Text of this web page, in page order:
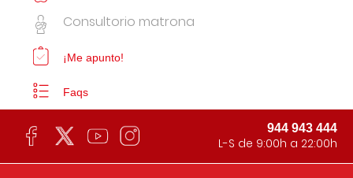
Consultorio matrona
¡Me apunto!
Faqs
944 943 444
L-S de 9:00h a 22:00h